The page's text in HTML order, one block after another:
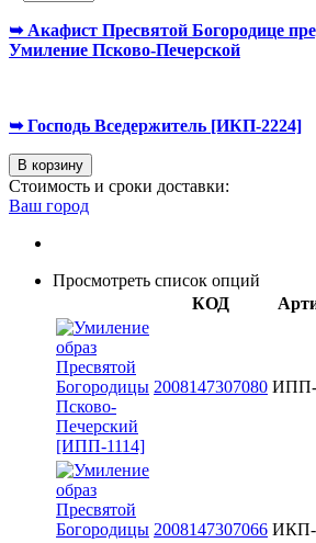
➥ Акафист Пресвятой Богородице
Умиление Псково-Печерской
➥ Господь Вседержитель [ИКП-2224]
В корзину
Стоимость и сроки доставки:
Ваш город
Просмотреть список опций
КОД
2008147307080 ИПП-
2008147307066 ИКП-